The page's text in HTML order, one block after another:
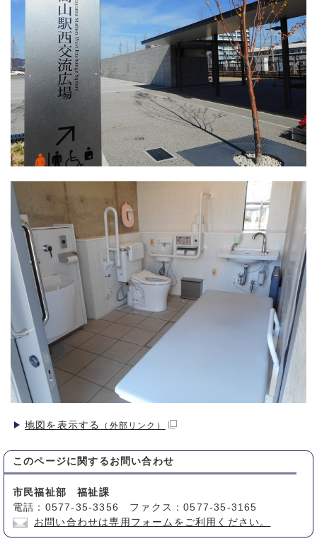
地図を表示する （外部リンク）
このページに関する お問い合わせ
市民福祉部 福祉課
電話：0577-35-3356 ファクス：0577-35-3165
お問い合わせは専用フォームをご利用ください。